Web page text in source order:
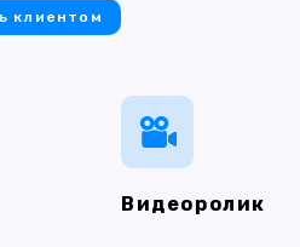
Видеоролик
клиентом